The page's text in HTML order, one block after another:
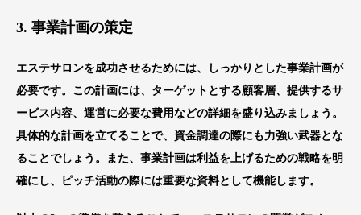
3. 事業計画の策定
エステサロンを成功させるためには、しっかりとした事業計画が
必要です。この計画には、ターゲットとする顧客層、提供するサ
ービス内容、運営に必要な費用などの詳細を盛り込みましょう。
具体的な計画を立てることで、資金調達の際にも力強い武器とな
ることでしょう。また、事業計画は利益を上げるための戦略を明
確にし、ピッチ活動の際には重要な資料として機能します。